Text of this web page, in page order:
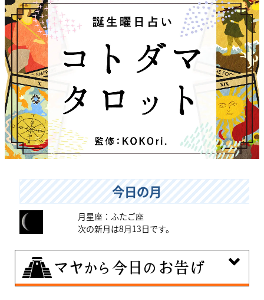
今日の月
月星座：ふたご座
次の新月は8月13日です。